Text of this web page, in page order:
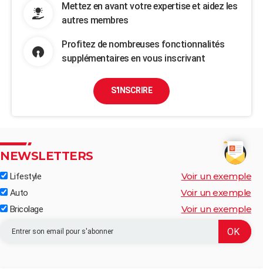
Mettez en avant votre expertise et aidez les
autres membres
Profitez de nombreuses fonctionnalités
supplémentaires en vous inscrivant
S'INSCRIRE
NEWSLETTERS
Lifestyle Voir un exemple
Auto Voir un exemple
Bricolage Voir un exemple